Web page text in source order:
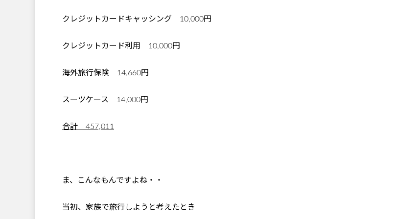
クレジットカードキャッシング 10,000円
クレジットカード利用 10,000円
海外旅行保険 14,660円
スーツケース 14,000円
合計 457,011
ま、こんなもんですよね・・
当初、家族で旅行しようと考えたとき